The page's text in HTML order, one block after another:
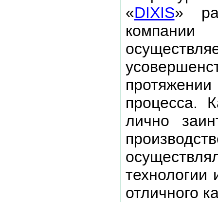
«DIXIS»
процесса.
лично
отличного